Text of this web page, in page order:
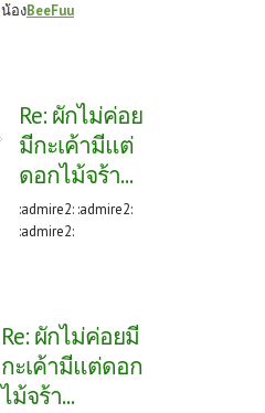
น้องBeeFuu
Re: ผักไม่ค่อย
มีกะเค้ามีแต่
ดอกไม้จร้า...
:admire2: :admire2:
:admire2:
Re: ผักไม่ค่อยมี
กะเค้ามีแต่ดอก
ไม้จร้า...